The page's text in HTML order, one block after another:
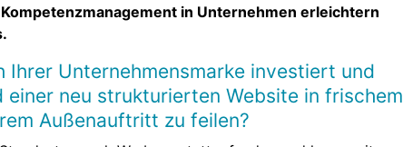
in Unternehmen erleichtern
Ihrer Unternehmensmarke investiert und
neu strukturierten Website in frischem
Außenauftritt zu feilen?